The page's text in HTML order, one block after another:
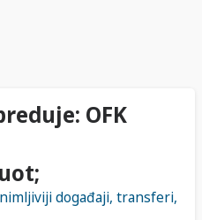
OFK
događaji, transferi,